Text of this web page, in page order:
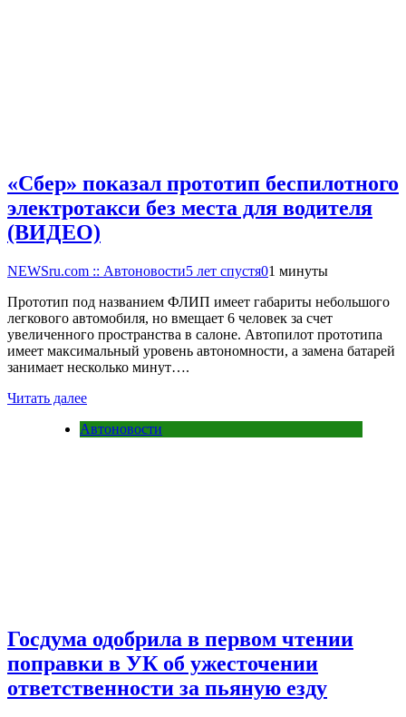
«Сбер» показал прототип беспилотного
электротакси без места для водителя
(ВИДЕО)
NEWSru.com :: Автоновости5 лет спустя01 минуты
Прототип под названием ФЛИП имеет габариты небольшого
легкового автомобиля, но вмещает 6 человек за счет
увеличенного пространства в салоне. Автопилот прототипа
имеет максимальный уровень автономности, а замена батарей
занимает несколько минут….
Читать далее
Автоновости
Госдума одобрила в первом чтении
поправки в УК об ужесточении
ответственности за пьяную езду